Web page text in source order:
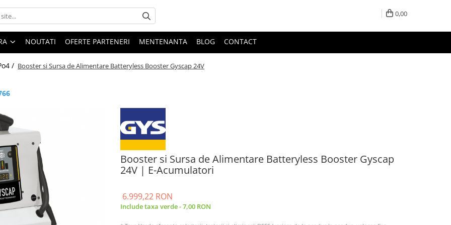
0,00
NOUTATI OFERTE PARTENERI MENTENANTA BLOG CONTACT
/ Booster si Sursa de Alimentare Batteryless Booster Gyscap 24V
Booster si Sursa de Alimentare Batteryless Booster Gyscap
24V | E-Acumulatori
6.999,22 RON
Include taxa verde - 7,00 RON